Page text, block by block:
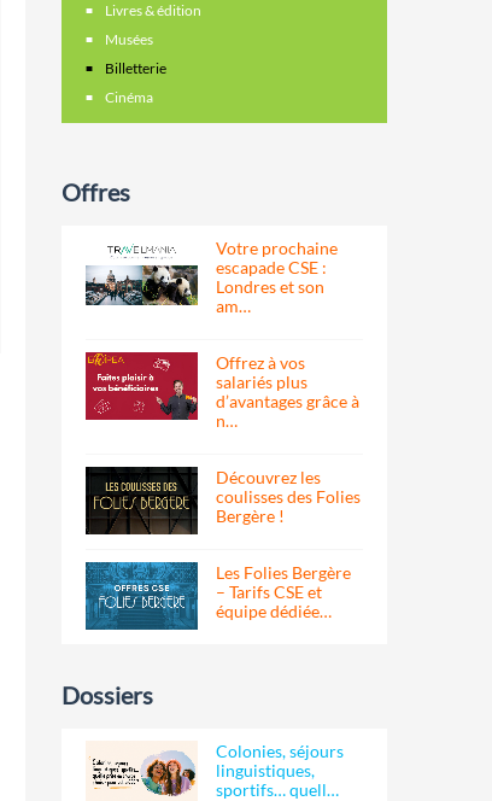
Livres & édition
Musées
Billetterie
Cinéma
Offres
Votre prochaine
escapade CSE :
Londres et son
am…
Offrez à vos
salariés plus
d’avantages grâce à
n…
Découvrez les
coulisses des Folies
Bergère !
Les Folies Bergère
– Tarifs CSE et
équipe dédiée…
Dossiers
Colonies, séjours
linguistiques,
sportifs… quell…